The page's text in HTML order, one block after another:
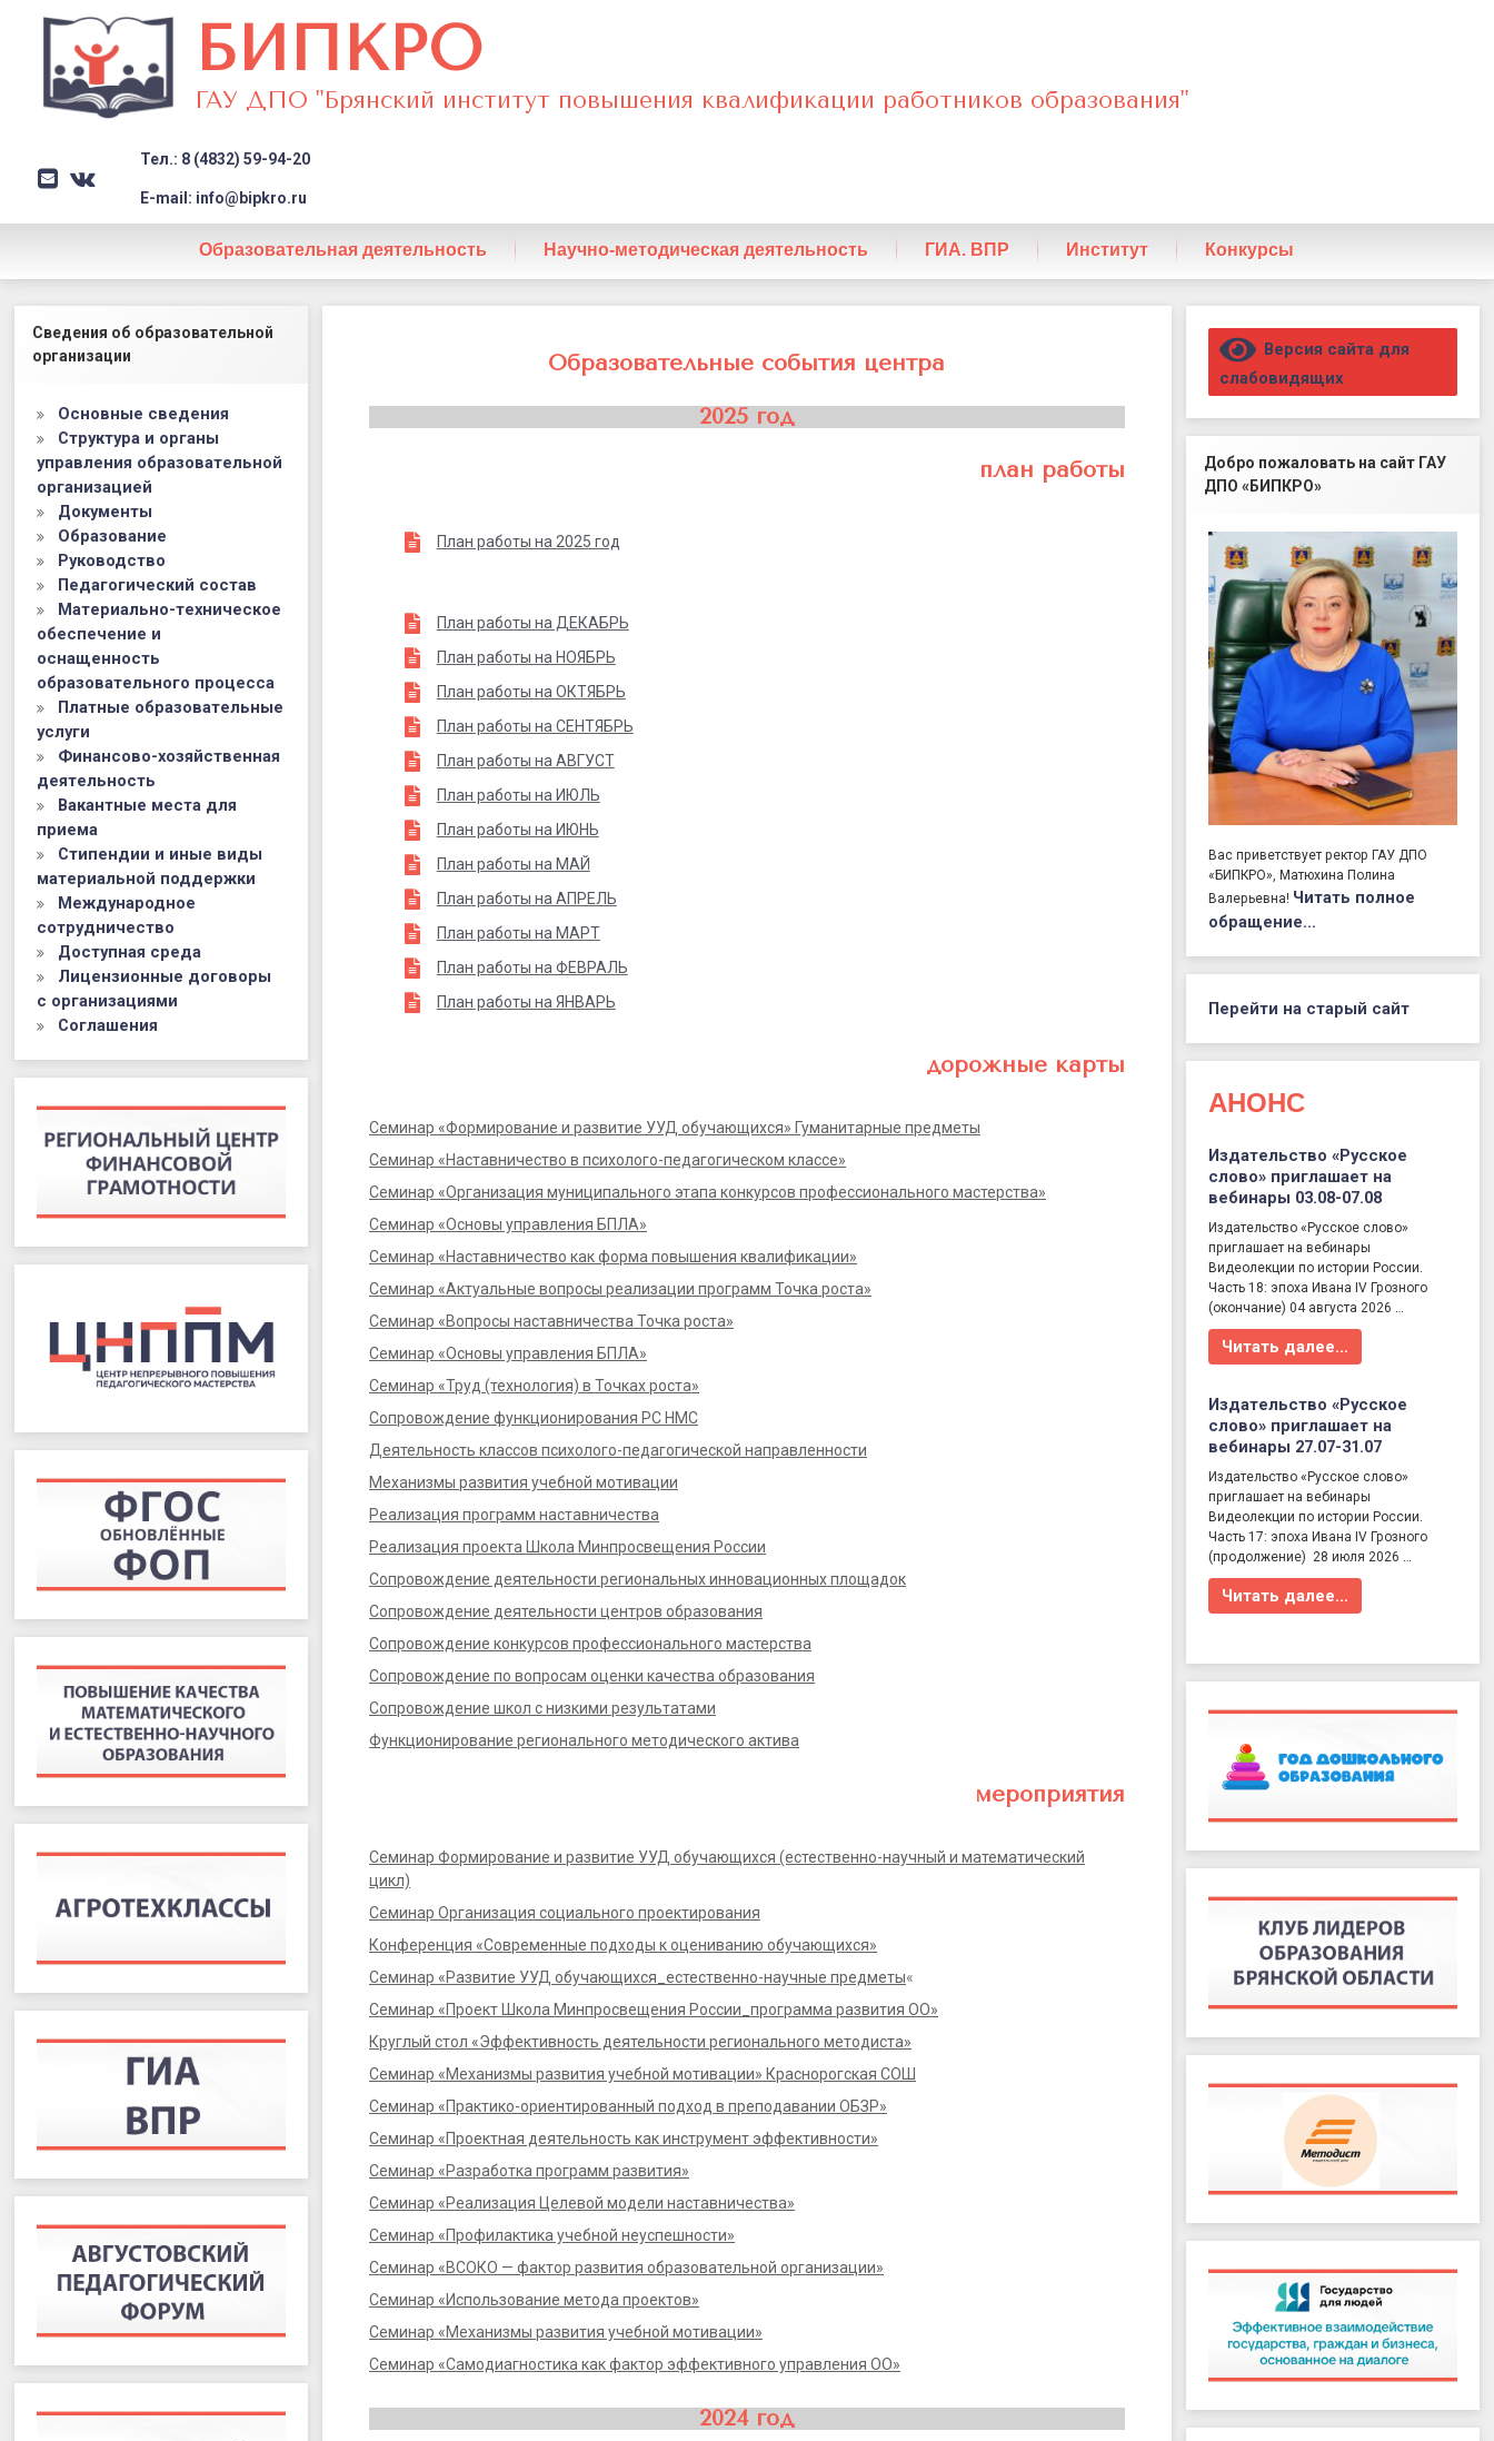
БИПКРО
ГАУ ДПО "Брянский институт повышения квалификации работников образования"
E-mail
VK Заголовок сайта → второстепенный
Тел.: 8 (4832) 59-94-20
E-mail: info@bipkro.ru
Образовательная деятельность Научно-методическая деятельность ГИА. ВПР Институт Конкурсы
центра
Образовательные события центра
2025 год
план работы
План работы на 2025 год
План работы на ДЕКАБРЬ
План работы на НОЯБРЬ
План работы на ОКТЯБРЬ
План работы на СЕНТЯБРЬ
План работы на АВГУСТ
План работы на ИЮЛЬ
План работы на ИЮНЬ
План работы на МАЙ
План работы на АПРЕЛЬ
План работы на МАРТ
План работы на ФЕВРАЛЬ
План работы на ЯНВАРЬ
дорожные карты
Семинар «Формирование и развитие УУД обучающихся» Гуманитарные предметы
Семинар «Наставничество в психолого-педагогическом классе»
Семинар «Организация муниципального этапа конкурсов профессионального мастерства»
Семинар «Основы управления БПЛА»
Семинар «Наставничество как форма повышения квалификации»
Семинар «Актуальные вопросы реализации программ Точка роста»
Семинар «Вопросы наставничества Точка роста»
Семинар «Основы управления БПЛА»
Семинар «Труд (технология) в Точках роста»
Сопровождение функционирования РС НМС
Деятельность классов психолого-педагогической направленности
Механизмы развития учебной мотивации
Реализация программ наставничества
Реализация проекта Школа Минпросвещения России
Сопровождение деятельности региональных инновационных площадок
Сопровождение деятельности центров образования
Сопровождение конкурсов профессионального мастерства
Сопровождение по вопросам оценки качества образования
Сопровождение школ с низкими результатами
Функционирование регионального методического актива
мероприятия
Семинар Формирование и развитие УУД обучающихся (естественно-научный и математический
цикл)
Семинар Организация социального проектирования
Конференция «Современные подходы к оцениванию обучающихся»
Семинар «Развитие УУД обучающихся_естественно-научные предметы«
Семинар «Проект Школа Минпросвещения России_программа развития ОО»
Круглый стол «Эффективность деятельности регионального методиста»
Семинар «Механизмы развития учебной мотивации» Краснорогская СОШ
Семинар «Практико-ориентированный подход в преподавании ОБЗР»
Семинар «Проектная деятельность как инструмент эффективности»
Семинар «Разработка программ развития»
Семинар «Реализация Целевой модели наставничества»
Семинар «Профилактика учебной неуспешности»
Семинар «ВСОКО — фактор развития образовательной организации»
Семинар «Использование метода проектов»
Семинар «Механизмы развития учебной мотивации»
Семинар «Самодиагностика как фактор эффективного управления ОО»
2024 год
Левый сайдбар
Сведения об образовательной
организации
Основные сведения
Структура и органы
управления образовательной
организацией
Документы
Образование
Руководство
Педагогический состав
Материально-техническое
обеспечение и
оснащенность
образовательного процесса
Платные образовательные
услуги
Финансово-хозяйственная
деятельность
Вакантные места для
приема
Стипендии и иные виды
материальной поддержки
Международное
сотрудничество
Доступная среда
Лицензионные договоры
с организациями
Соглашения
Правый сайдбар
Версия сайта для
слабовидящих
Добро пожаловать на сайт ГАУ
ДПО «БИПКРО»
Вас приветствует ректор ГАУ ДПО
«БИПКРО», Матюхина Полина
Валерьевна! Читать полное
обращение…
Перейти на старый сайт
АНОНС
Издательство «Русское
слово» приглашает на
вебинары 03.08-07.08
Издательство «Русское слово»
приглашает на вебинары
Видеолекции по истории России.
Часть 18: эпоха Ивана IV Грозного
(окончание) 04 августа 2026 …
Читать далее…
Издательство «Русское
слово» приглашает на
вебинары 27.07-31.07
Издательство «Русское слово»
приглашает на вебинары
Видеолекции по истории России.
Часть 17: эпоха Ивана IV Грозного
(продолжение) 28 июля 2026 …
Читать далее…